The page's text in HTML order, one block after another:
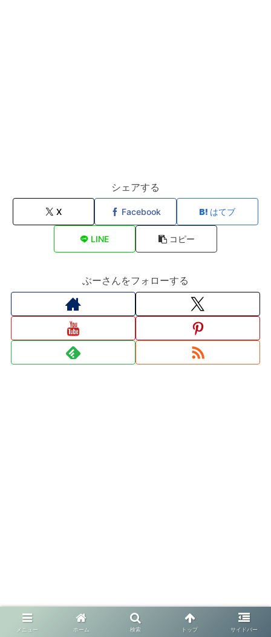
シェアする
X Facebook はてブ
LINE コピー
ぶーさんをフォローする
メニュー ホーム 検索 トップ サイドバー